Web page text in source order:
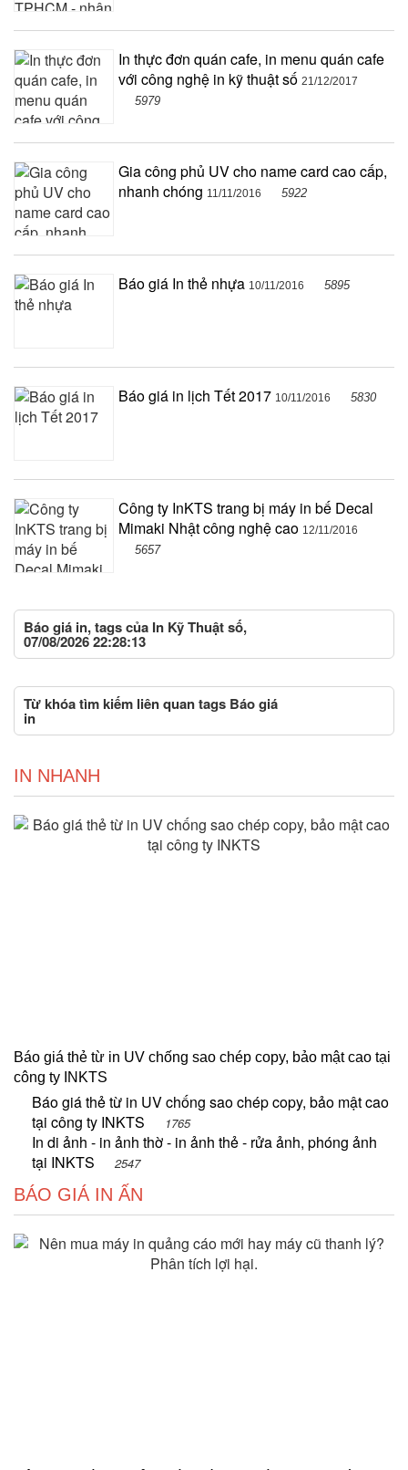
In thực đơn quán cafe, in menu quán cafe
với công nghệ in kỹ thuật số 21/12/2017
5979
Gia công phủ UV cho name card cao cấp,
nhanh chóng 11/11/2016 5922
Báo giá In thẻ nhựa 10/11/2016 5895
Báo giá in lịch Tết 2017 10/11/2016 5830
Công ty InKTS trang bị máy in bế Decal
Mimaki Nhật công nghệ cao 12/11/2016
5657
Báo giá in, tags của In Kỹ Thuật số,
07/08/2026 22:28:13
Từ khóa tìm kiếm liên quan tags Báo giá
in
IN NHANH
Báo giá thẻ từ in UV chống sao chép copy, bảo mật cao tại
công ty INKTS
Báo giá thẻ từ in UV chống sao chép copy, bảo mật cao
tại công ty INKTS
1765
In di ảnh - in ảnh thờ - in ảnh thẻ - rửa ảnh, phóng ảnh
tại INKTS
2547
BÁO GIÁ IN ẤN